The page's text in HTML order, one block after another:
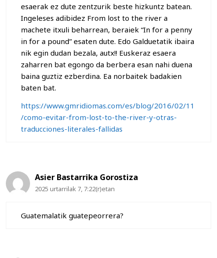
esaerak ez dute zentzurik beste hizkuntz batean.
Ingeleses adibidez From lost to the river a
machete itxuli beharrean, beraiek “In for a penny
in for a pound” esaten dute. Edo Galduetatik ibaira
nik egin dudan bezala, autx!! Euskeraz esaera
zaharren bat egongo da berbera esan nahi duena
baina guztiz ezberdina. Ea norbaitek badakien
baten bat.
https://www.gmridiomas.com/es/blog/2016/02/11
/como-evitar-from-lost-to-the-river-y-otras-
traducciones-literales-fallidas
Asier Bastarrika Gorostiza
2025 urtarrilak 7, 7:22(r)etan
Guatemalatik guatepeorrera?